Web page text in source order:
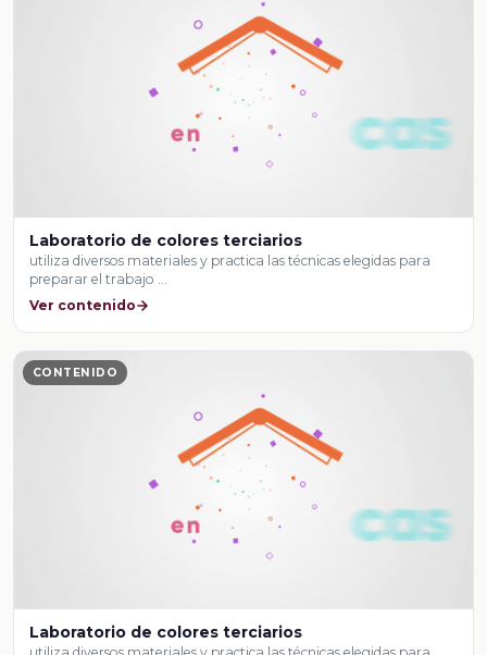
Laboratorio de colores terciarios
utiliza diversos materiales y practica las técnicas elegidas para
preparar el trabajo …
Ver contenido
CONTENIDO
Laboratorio de colores terciarios